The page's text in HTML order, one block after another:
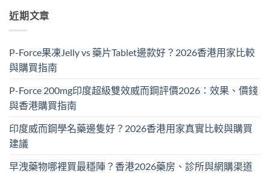
近期文章
P-Force果凍Jelly vs 藥片Tablet邊款好？2026香港用家比較
與購買指南
P-Force 200mg印度超級雙效威而鋼評價2026：效果、價錢
與香港購買指南
印度威而鋼學名藥邊隻好？2026香港用家真實比較與購買
建議
早洩藥物哪裡買最穩陣？香港2026藥房、診所與網購渠道